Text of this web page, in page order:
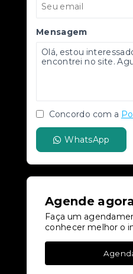
Mensagem
Concordo com a
WhatsApp
Agende
Faça um
conhecer melhor o